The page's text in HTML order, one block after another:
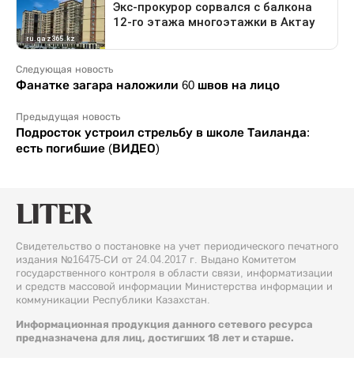
Следующая новость
Фанатке загара наложили 60 швов на лицо
Предыдущая новость
Подросток устроил стрельбу в школе Таиланда:
есть погибшие (ВИДЕО)
Свидетельство о постановке на учет периодического печатного
издания №16475-СИ от 24.04.2017 г. Выдано Комитетом
государственного контроля в области связи, информатизации
и средств массовой информации Министерства информации и
коммуникации Республики Казахстан.
Информационная продукция данного сетевого ресурса
предназначена для лиц, достигших 18 лет и старше.